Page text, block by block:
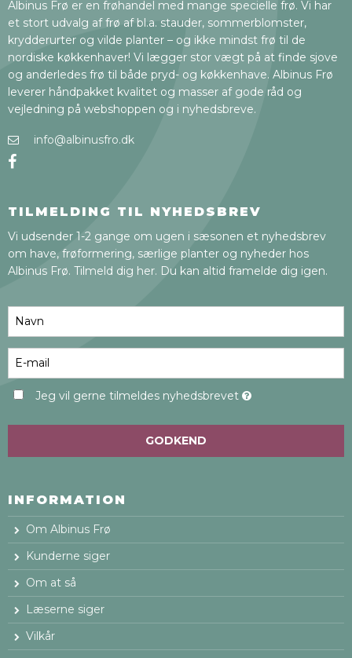
Albinus Frø er en frøhandel med mange specielle frø. Vi har
et stort udvalg af frø af bl.a. stauder, sommerblomster,
krydderurter og vilde planter – og ikke mindst frø til de
nordiske køkkenhaver! Vi lægger stor vægt på at finde sjove
og anderledes frø til både pryd- og køkkenhave. Albinus Frø
leverer håndpakket kvalitet og masser af gode råd og
vejledning på webshoppen og i nyhedsbreve.
info@albinusfro.dk
TILMELDING TIL NYHEDSBREV
Vi udsender 1-2 gange om ugen i sæsonen et nyhedsbrev
om have, frøformering, særlige planter og nyheder hos
Albinus Frø. Tilmeld dig her. Du kan altid framelde dig igen.
Jeg vil gerne tilmeldes nyhedsbrevet
GODKEND
INFORMATION
Om Albinus Frø
Kunderne siger
Om at så
Læserne siger
Vilkår